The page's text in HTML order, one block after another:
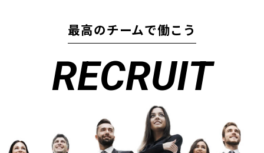
最高のチームで働こう
RECRUIT